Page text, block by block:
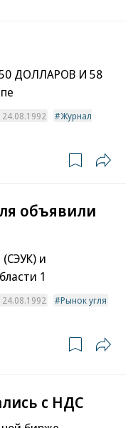
ДОЛЛАРОВ И 58
Журнал
объявили
(СЭУК) и
1
Рынок угля
с НДС